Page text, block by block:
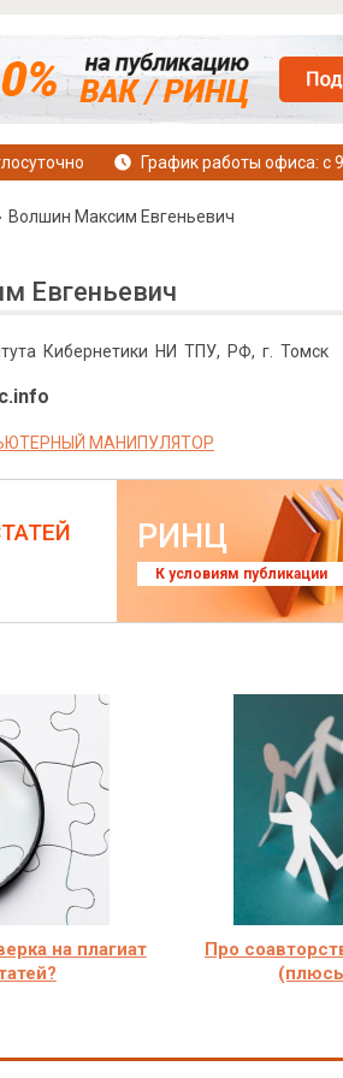
График работы офиса: с
Волшин Максим Евгеньевич
Евгеньевич
Кибернетики НИ ТПУ, РФ, г. Томск
МАНИПУЛЯТОР
РИНЦ
К условиям публикации
на плагиат
Про